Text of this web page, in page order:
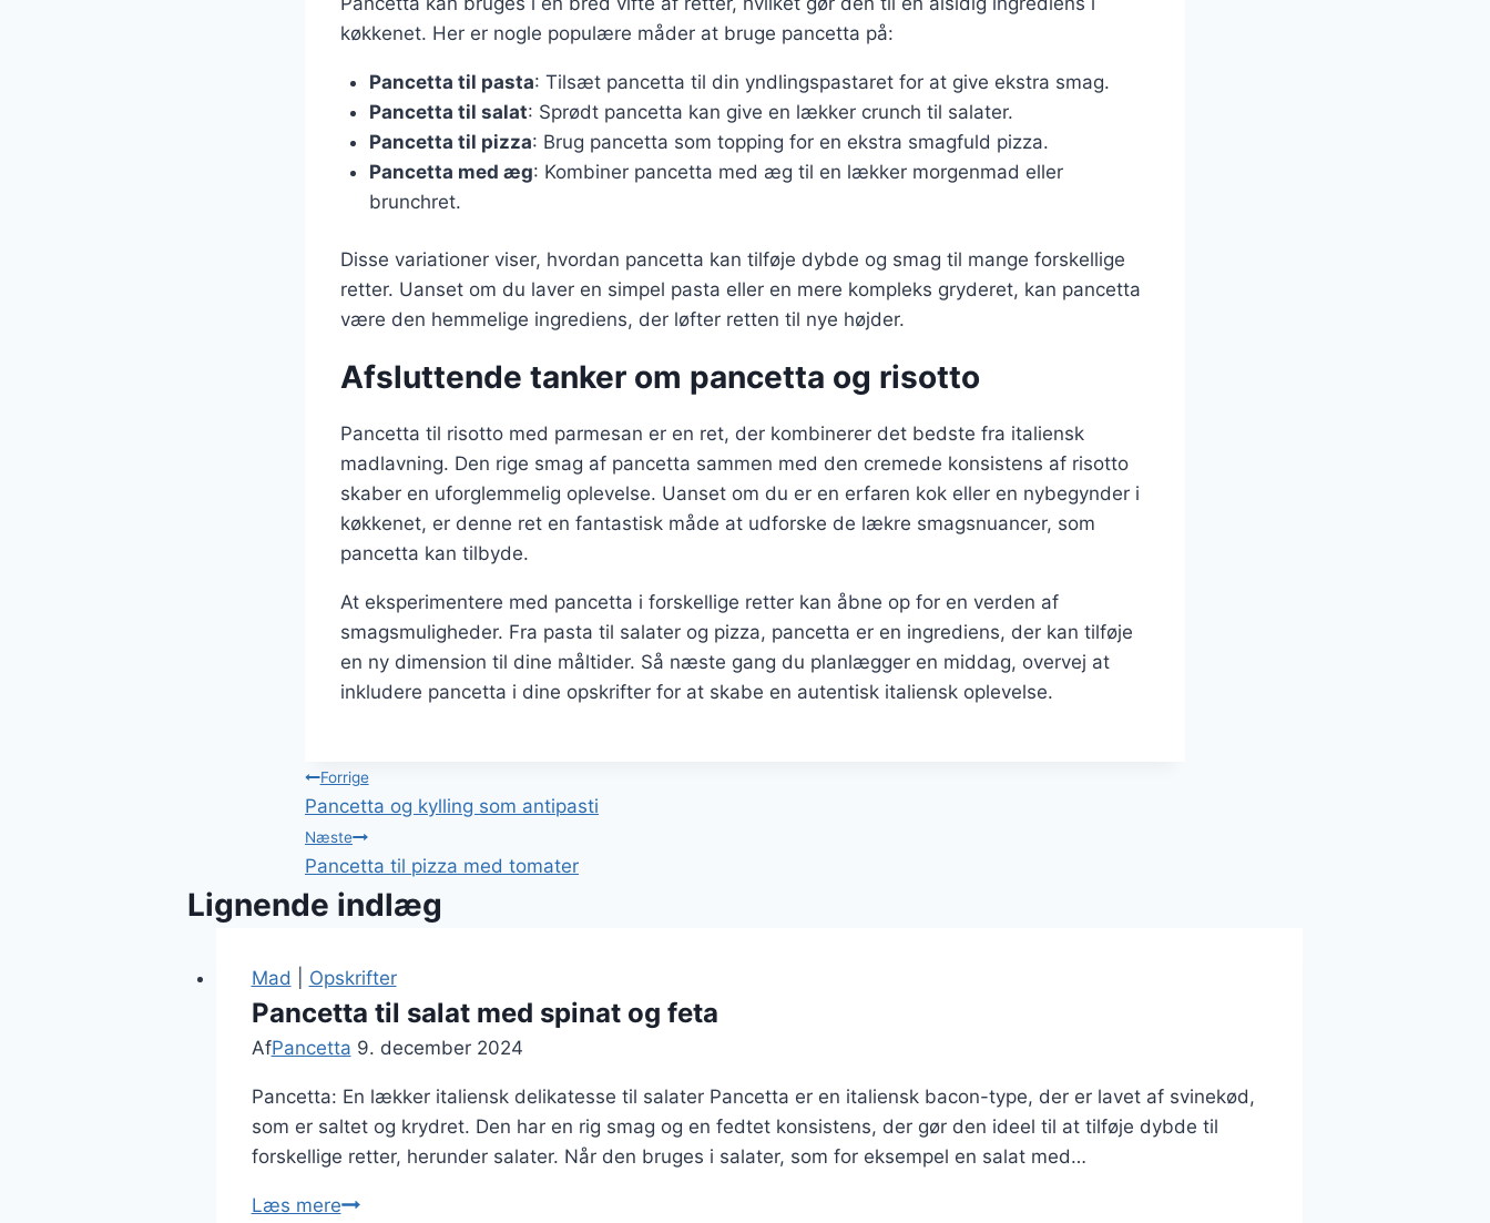
køkkenet. Her er nogle populære måder at bruge pancetta på:
Pancetta til pasta: Tilsæt pancetta til din yndlingspastaret for at give ekstra smag.
Pancetta til salat: Sprødt pancetta kan give en lækker crunch til salater.
Pancetta til pizza: Brug pancetta som topping for en ekstra smagfuld pizza.
Pancetta med æg: Kombiner pancetta med æg til en lækker morgenmad eller
brunchret.
Disse variationer viser, hvordan pancetta kan tilføje dybde og smag til mange forskellige
retter. Uanset om du laver en simpel pasta eller en mere kompleks gryderet, kan pancetta
være den hemmelige ingrediens, der løfter retten til nye højder.
Afsluttende tanker om pancetta og risotto
Pancetta til risotto med parmesan er en ret, der kombinerer det bedste fra italiensk
madlavning. Den rige smag af pancetta sammen med den cremede konsistens af risotto
skaber en uforglemmelig oplevelse. Uanset om du er en erfaren kok eller en nybegynder i
køkkenet, er denne ret en fantastisk måde at udforske de lækre smagsnuancer, som
pancetta kan tilbyde.
At eksperimentere med pancetta i forskellige retter kan åbne op for en verden af
smagsmuligheder. Fra pasta til salater og pizza, pancetta er en ingrediens, der kan tilføje
en ny dimension til dine måltider. Så næste gang du planlægger en middag, overvej at
inkludere pancetta i dine opskrifter for at skabe en autentisk italiensk oplevelse.
Indlægsnavigation
Forrige
Pancetta og kylling som antipasti
Næste
Pancetta til pizza med tomater
Lignende indlæg
Mad Opskrifter
Pancetta til salat med spinat og feta
AfPancetta 9. december 2024
Pancetta: En lækker italiensk delikatesse til salater Pancetta er en italiensk bacon-type, der er lavet af svinekød,
som er saltet og krydret. Den har en rig smag og en fedtet konsistens, der gør den ideel til at tilføje dybde til
forskellige retter, herunder salater. Når den bruges i salater, som for eksempel en salat med…
Læs merePancetta